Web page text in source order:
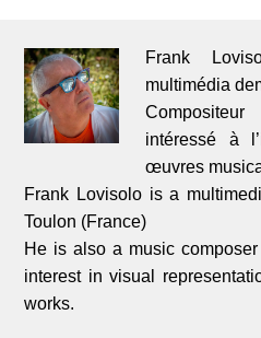
Frank
multimédia
intéressé à
œuvres
Frank Lovisolo is a
Toulon (France)
He is also a music
interest in visual
works.